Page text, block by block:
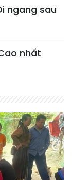
ngang sau
nhất